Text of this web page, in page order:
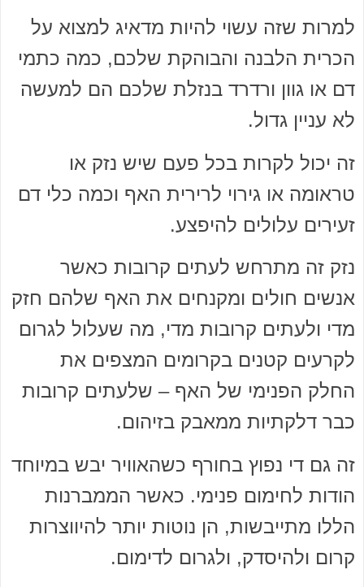
למרות שזה עשוי להיות מדאיג למצוא על
הכרית הלבנה והבוהקת שלכם, כמה כתמי
דם או גוון ורדרד בנזלת שלכם הם למעשה
לא עניין גדול.
זה יכול לקרות בכל פעם שיש נזק או
טראומה או גירוי לרירית האף וכמה כלי דם
זעירים עלולים להיפצע.
נזק זה מתרחש לעתים קרובות כאשר
אנשים חולים ומקנחים את האף שלהם חזק
מדי ולעתים קרובות מדי, מה שעלול לגרום
לקרעים קטנים בקרומים המצפים את
החלק הפנימי של האף – שלעתים קרובות
כבר דלקתיות ממאבק בזיהום.
זה גם די נפוץ בחורף כשהאוויר יבש במיוחד
הודות לחימום פנימי. כאשר הממברנות
הללו מתייבשות, הן נוטות יותר להיווצרות
קרום ולהיסדק, ולגרום לדימום.